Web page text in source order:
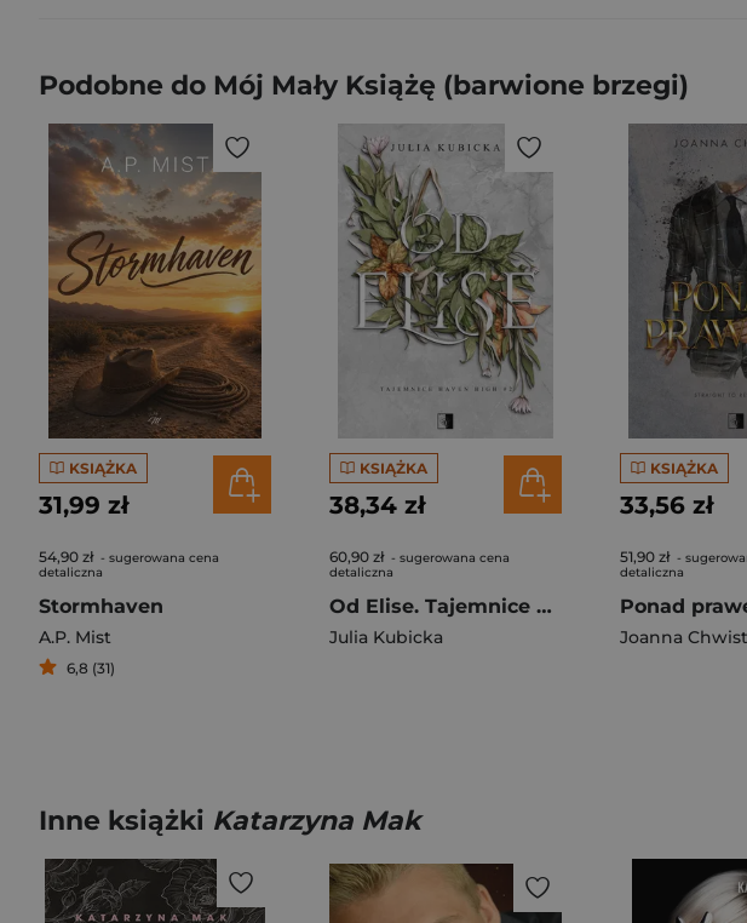
Podobne do Mój Mały Książę (barwione brzegi)
KSIĄŻKA
31,99 zł
54,90 zł - sugerowana cena
detaliczna
Stormhaven
A.P. Mist
6,8 (31)
KSIĄŻKA
38,34 zł
60,90 zł - sugerowana cena
detaliczna
Od Elise. Tajemnice Haven High. Tom 2
Julia Kubicka
KSIĄŻKA
33,56 zł
51,90 zł -
detaliczna
Joanna
Inne książki Katarzyna Mak